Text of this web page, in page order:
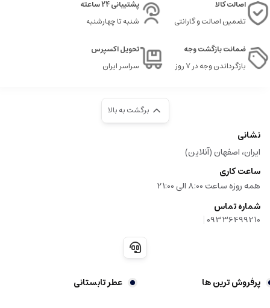
اصالت کالا
تضمین اصالت و گارانتی
پشتیبانی 24 ساعته
شنبه تا چهارشنبه
ضمانت بازگشت وجه
بازگرداندن وجه در ۷ روز
تحویل اکسپرس
سراسر ایران
برگشت به بالا
نشانی
ایران، اصفهان (آنلاین)
ساعت کاری
همه روزه ساعت 8:00 الی 21:00
شماره تماس
09336499210
|
پرفروش ترین ها عطر تابستانی